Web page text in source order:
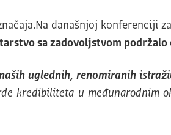
današnjoj konferenciji
sa zadovoljstvom podržalo
uglednih, renomiranih
kredibiliteta u međunarodnim